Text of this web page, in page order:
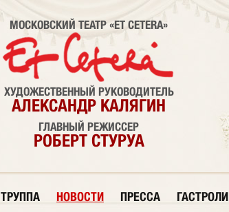
МОСКОВСКИЙ ТЕАТР «ET CETERA»
ХУДОЖЕСТВЕННЫЙ РУКОВОДИТЕЛЬ
АЛЕКСАНДР КАЛЯГИН
ГЛАВНЫЙ РЕЖИССЕР
РОБЕРТ СТУРУА
ТРУППА НОВОСТИ ПРЕССА ГАСТРОЛИ